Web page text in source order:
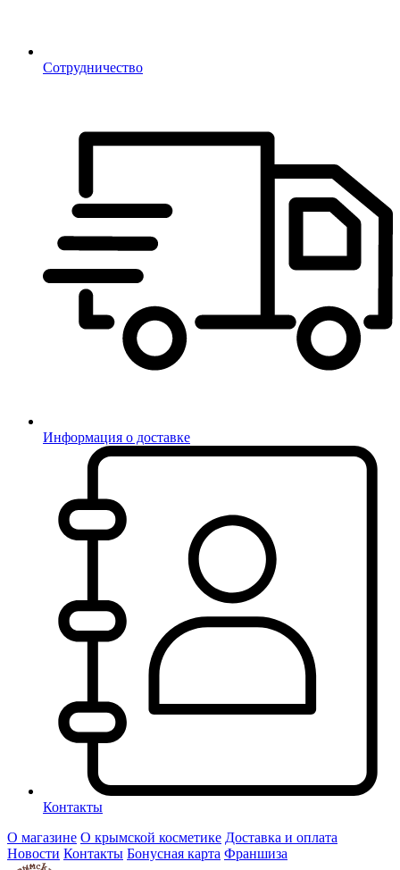
Сотрудничество
Информация о доставке
Контакты
О магазине О крымской косметике Доставка и оплата
Новости Контакты Бонусная карта Франшиза